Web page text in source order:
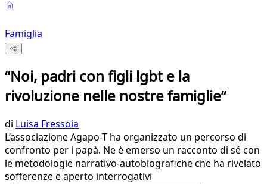
Famiglia
“Noi, padri con figli lgbt e la
rivoluzione nelle nostre famiglie”
di Luisa Fressoia
L’associazione Agapo-T ha organizzato un percorso di
confronto per i papà. Ne è emerso un racconto di sé con
le metodologie narrativo-autobiografiche che ha rivelato
sofferenze e aperto interrogativi